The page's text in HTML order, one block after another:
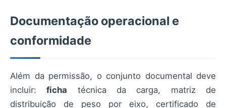
Documentação operacional e
conformidade
Além da permissão, o conjunto documental deve
incluir:ficha técnica da carga, matriz de
distribuição de peso por eixo, certificado de